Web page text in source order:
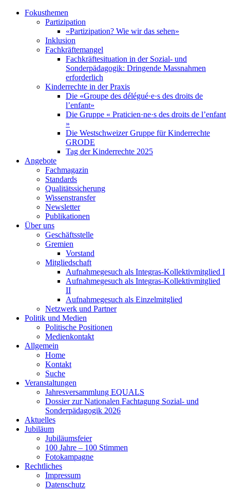
Fokusthemen
Partizipation
«Partizipation? Wie wir das sehen»
Inklusion
Fachkräftemangel
Fachkräftesituation in der Sozial- und
Sonderpädagogik: Dringende Massnahmen
erforderlich
Kinderrechte in der Praxis
Die «Groupe des délégué·e·s des droits de
l’enfant»
Die Gruppe « Praticien·ne·s des droits de l’enfant
»
Die Westschweizer Gruppe für Kinderrechte
GRODE
Tag der Kinderrechte 2025
Angebote
Fachmagazin
Standards
Qualitätssicherung
Wissenstransfer
Newsletter
Publikationen
Über uns
Geschäftsstelle
Gremien
Vorstand
Mitgliedschaft
Aufnahmegesuch als Integras-Kollektivmitglied I
Aufnahmegesuch als Integras-Kollektivmitglied
II
Aufnahmegesuch als Einzelmitglied
Netzwerk und Partner
Politik und Medien
Politische Positionen
Medienkontakt
Allgemein
Home
Kontakt
Suche
Veranstaltungen
Jahresversammlung EQUALS
Dossier zur Nationalen Fachtagung Sozial- und
Sonderpädagogik 2026
Aktuelles
Jubiläum
Jubiläumsfeier
100 Jahre – 100 Stimmen
Fotokampagne
Rechtliches
Impressum
Datenschutz